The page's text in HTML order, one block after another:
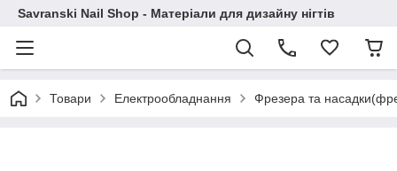
Savranski Nail Shop - Матеріали для дизайну нігтів
Товари Електрообладнання Фрезера та